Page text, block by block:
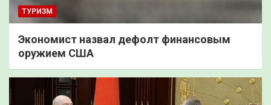
ТУРИЗМ
Экономист назвал дефолт финансовым
оружием США